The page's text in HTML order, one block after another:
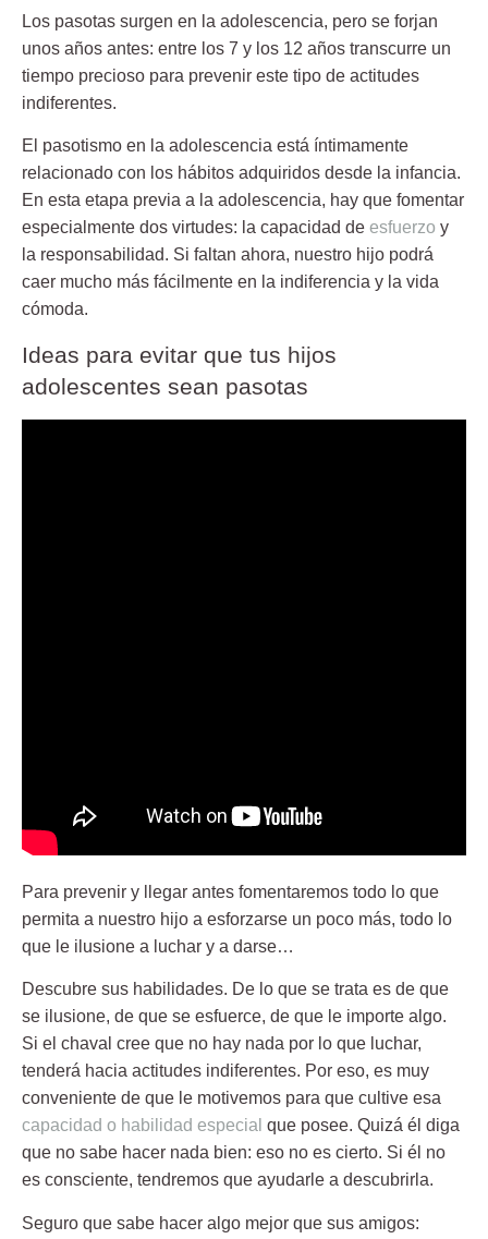
Los pasotas surgen en la adolescencia, pero se forjan
unos años antes: entre los 7 y los 12 años transcurre un
tiempo precioso para prevenir este tipo de actitudes
indiferentes.
El pasotismo en la adolescencia está íntimamente
relacionado con los hábitos adquiridos desde la infancia.
En esta etapa previa a la adolescencia, hay que fomentar
especialmente dos virtudes: la capacidad de esfuerzo y
la responsabilidad. Si faltan ahora, nuestro hijo podrá
caer mucho más fácilmente en la indiferencia y la vida
cómoda.
Ideas para evitar que tus hijos
adolescentes sean pasotas
Para prevenir y llegar antes fomentaremos todo lo que
permita a nuestro hijo a esforzarse un poco más, todo lo
que le ilusione a luchar y a darse…
Descubre sus habilidades. De lo que se trata es de que
se ilusione, de que se esfuerce, de que le importe algo.
Si el chaval cree que no hay nada por lo que luchar,
tenderá hacia actitudes indiferentes. Por eso, es muy
conveniente de que le motivemos para que cultive esa
capacidad o habilidad especial que posee. Quizá él diga
que no sabe hacer nada bien: eso no es cierto. Si él no
es consciente, tendremos que ayudarle a descubrirla.
Seguro que sabe hacer algo mejor que sus amigos: